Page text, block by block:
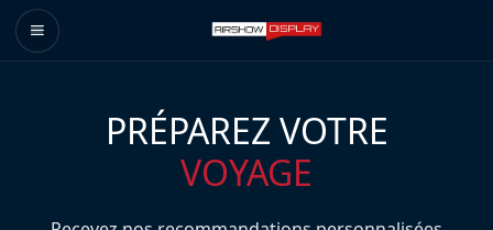
PRÉPAREZ VOTRE
VOYAGE